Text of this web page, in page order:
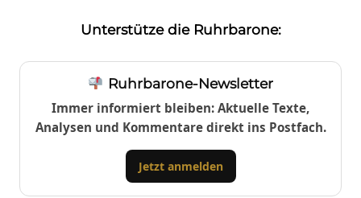
Unterstütze die Ruhrbarone:
Ruhrbarone-Newsletter
Immer informiert bleiben: Aktuelle Texte,
Analysen und Kommentare direkt ins Postfach.
Jetzt anmelden